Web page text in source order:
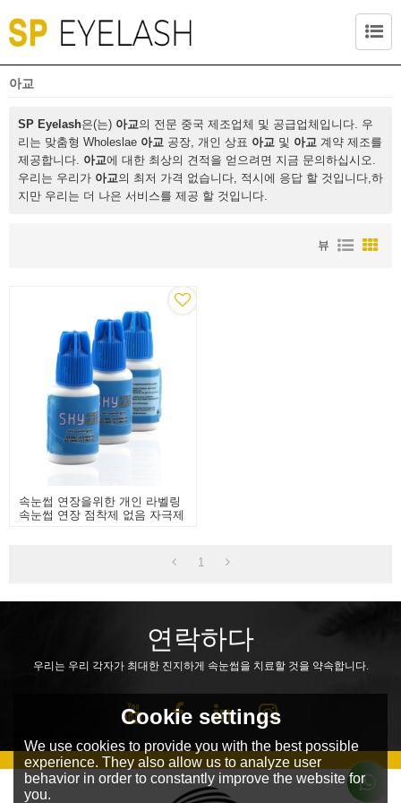
아교
SP Eyelash은(는) 아교의 전문 중국 제조업체 및 공급업체입니다. 우
리는 맞춤형 Wholeslae 아교 공장, 개인 상표 아교 및 아교 계약 제조를
제공합니다. 아교에 대한 최상의 견적을 얻으려면 지금 문의하십시오.
우리는 우리가 아교의 최저 가격 없습니다, 적시에 응답 할 것입니다,하
지만 우리는 더 나은 서비스를 제공 할 것입니다.
뷰
속눈썹 연장을위한 개인 라벨링
속눈썹 연장 점착제 없음 자극제
1
연락하다
우리는 우리 각자가 최대한 진지하게 속눈썹을 치료할 것을 약속합니다.
Cookie settings
We use cookies to provide you with the best possible
experience. They also allow us to analyze user
behavior in order to constantly improve the website for
you.